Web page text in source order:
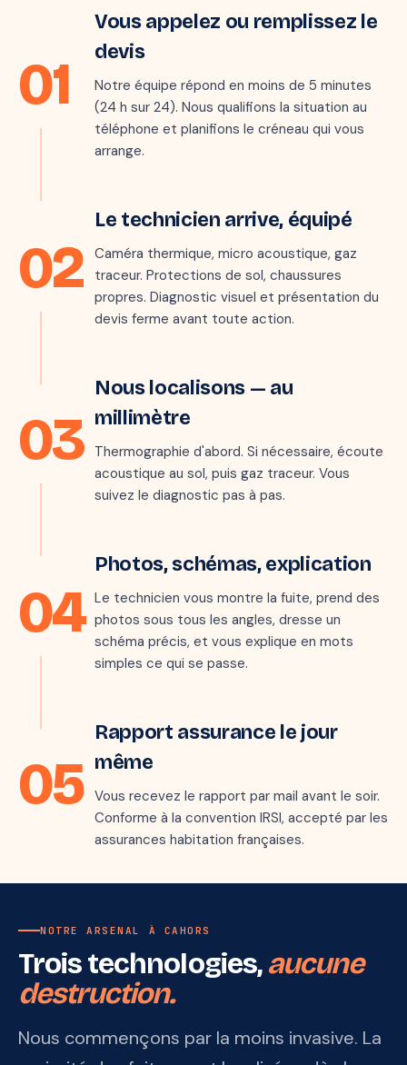
01
Vous appelez ou remplissez le
devis
Notre équipe répond en moins de 5 minutes
(24 h sur 24). Nous qualifions la situation au
téléphone et planifions le créneau qui vous
arrange.
Marie · 06 ●●
« Mon parquet gondole au
salon, je crois qu'il y a une
fuite… »
02
Le technicien arrive, équipé
Caméra thermique, micro acoustique, gaz
traceur. Protections de sol, chaussures
propres. Diagnostic visuel et présentation du
devis ferme avant toute action.
03
Nous localisons — au
millimètre
Thermographie d'abord. Si nécessaire, écoute
acoustique au sol, puis gaz traceur. Vous
suivez le diagnostic pas à pas.
04
Photos, schémas, explication
Le technicien vous montre la fuite, prend des
photos sous tous les angles, dresse un
schéma précis, et vous explique en mots
simples ce qui se passe.
Fuite sous chape
Durée :
1 h 47
Localisation :
Joint PER lavabo
✓ Validé avec le client
05
Rapport assurance le jour
même
Vous recevez le rapport par mail avant le soir.
Conforme à la convention IRSI, accepté par les
assurances habitation françaises.
mark_email_read
NOTRE ARSENAL À CAHORS
Trois technologies,aucune
destruction.
Nous commençons par la moins invasive. La